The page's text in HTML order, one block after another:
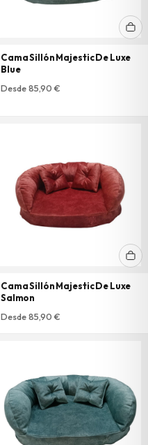
Cama Sillón Majestic De Luxe
Blue
Desde 85,90 €
Cama Sillón Majestic De Luxe
Salmon
Desde 85,90 €